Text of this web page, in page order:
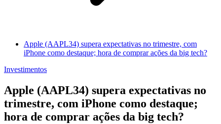
Apple (AAPL34) supera expectativas no trimestre, com
iPhone como destaque; hora de comprar ações da big tech?
Investimentos
Apple (AAPL34) supera expectativas no
trimestre, com iPhone como destaque;
hora de comprar ações da big tech?